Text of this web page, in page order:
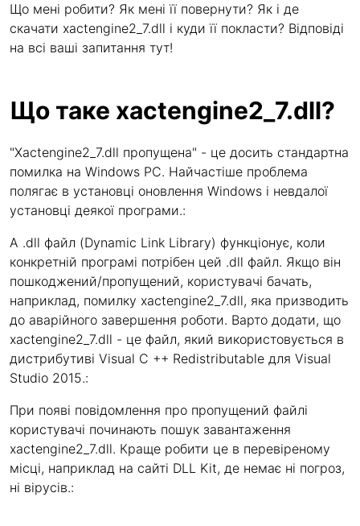
Що мені робити? Як мені її повернути? Як і де
скачати xactengine2_7.dll і куди її покласти? Відповіді
на всі ваші запитання тут!
Що таке xactengine2_7.dll?
"Xactengine2_7.dll пропущена" - це досить стандартна
помилка на Windows PC. Найчастіше проблема
полягає в установці оновлення Windows і невдалої
установці деякої програми.:
A .dll файл (Dynamic Link Library) функціонує, коли
конкретній програмі потрібен цей .dll файл. Якщо він
пошкоджений/пропущений, користувачі бачать,
наприклад, помилку xactengine2_7.dll, яка призводить
до аварійного завершення роботи. Варто додати, що
xactengine2_7.dll - це файл, який використовується в
дистрибутиві Visual C ++ Redistributable для Visual
Studio 2015.:
При появі повідомлення про пропущений файлі
користувачі починають пошук завантаження
xactengine2_7.dll. Краще робити це в перевіреному
місці, наприклад на сайті DLL Kit, де немає ні погроз,
ні вірусів.: